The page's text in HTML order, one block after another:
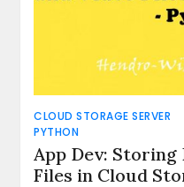
CLOUD STORAGE SERVER
PYTHON
App Dev: Storing
Files in Cloud